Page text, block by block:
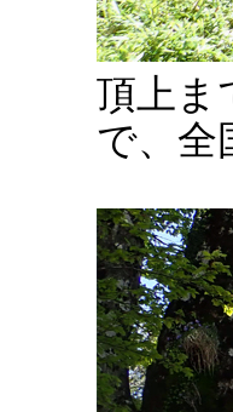
頂上ま
で、全